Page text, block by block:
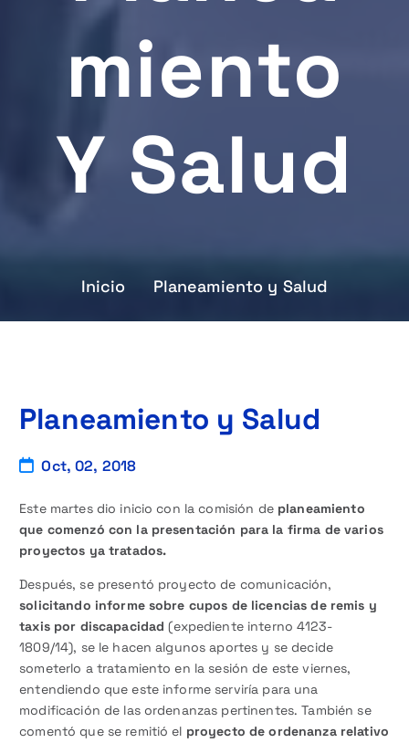
Miento
Y Salud
Inicio Planeamiento y Salud
Planeamiento y Salud
Oct, 02, 2018
Este martes dio inicio con la comisión de planeamiento
que comenzó con la presentación para la firma de varios
proyectos ya tratados.
Después, se presentó proyecto de comunicación,
solicitando informe sobre cupos de licencias de remis y
taxis por discapacidad (expediente interno 4123-
1809/14), se le hacen algunos aportes y se decide
someterlo a tratamiento en la sesión de este viernes,
entendiendo que este informe serviría para una
modificación de las ordenanzas pertinentes. También se
comentó que se remitió el proyecto de ordenanza relativo